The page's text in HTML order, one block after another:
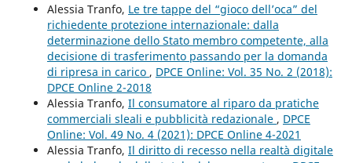
Alessia Tranfo, Le tre tappe del “gioco dell’oca” del
richiedente protezione internazionale: dalla
determinazione dello Stato membro competente, alla
decisione di trasferimento passando per la domanda
di ripresa in carico , DPCE Online: Vol. 35 No. 2 (2018):
DPCE Online 2-2018
Alessia Tranfo, Il consumatore al riparo da pratiche
commerciali sleali e pubblicità redazionale , DPCE
Online: Vol. 49 No. 4 (2021): DPCE Online 4-2021
Alessia Tranfo, Il diritto di recesso nella realtà digitale